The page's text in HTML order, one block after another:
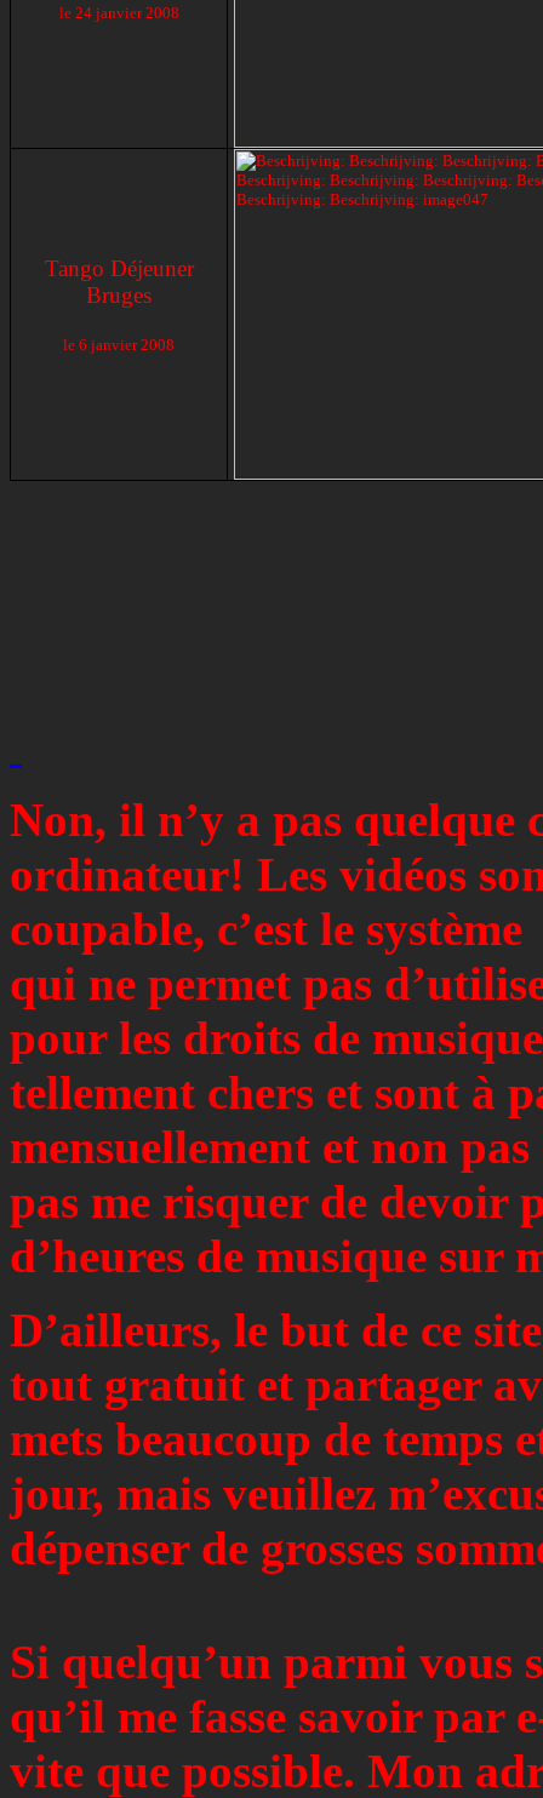
le 24 janvier 2008
Tango Déjeuner
Bruges
le 6 janvier 2008
Non, il n’y a pas quelque
ordinateur! Les vidéos
coupable, c’est le système
qui ne permet pas
pour les droits de
tellement chers et sont à
mensuellement et non
pas me risquer de devoir
d’heures de musique sur
D’ailleurs, le but de ce
tout gratuit et partager
mets beaucoup de temps
jour, mais veuillez
dépenser de grosses
Si quelqu’un parmi vous
qu’il me fasse savoir par
vite que possible. Mon